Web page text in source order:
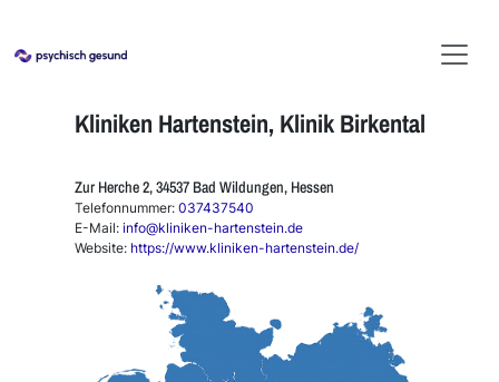
Kliniken Hartenstein, Klinik Birkental
Zur Herche 2, 34537 Bad Wildungen, Hessen
Telefonnummer: 037437540
E-Mail: info@kliniken-hartenstein.de
Website: https://www.kliniken-hartenstein.de/